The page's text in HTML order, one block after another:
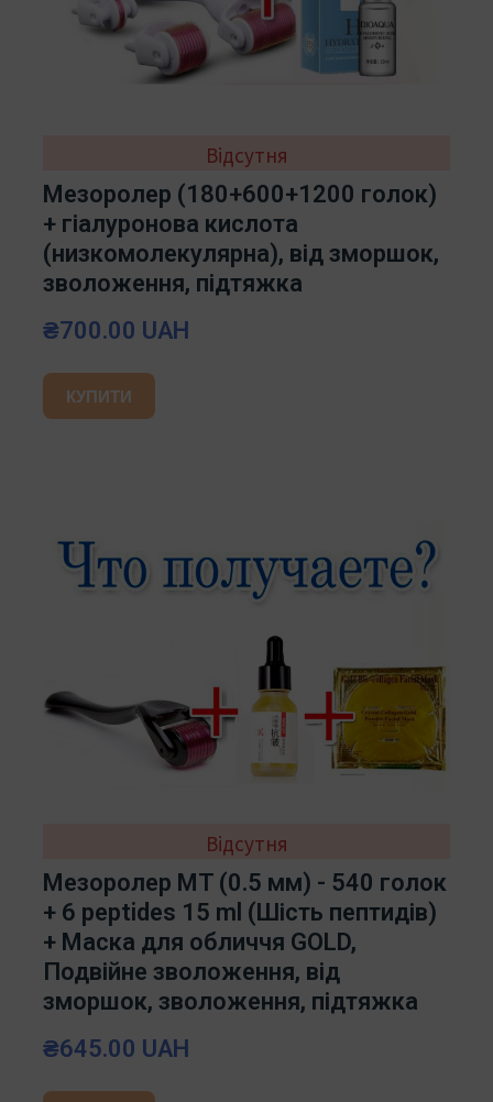
Відсутня
Мезоролер (180+600+1200 голок)
+ гіалуронова кислота
(низкомолекулярна), від зморшок,
зволоження, підтяжка
₴700.00 UAH
КУПИТИ
Відсутня
Мезоролер MT (0.5 мм) - 540 голок
+ 6 peptides 15 ml (Шість пептидів)
+ Маска для обличчя GOLD,
Подвійне зволоження, від
зморшок, зволоження, підтяжка
₴645.00 UAH